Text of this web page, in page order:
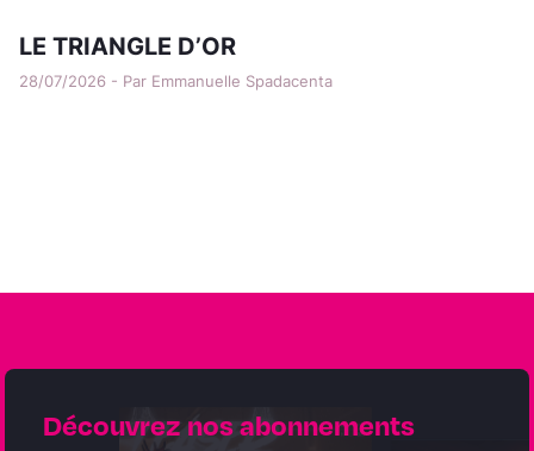
LE TRIANGLE D’OR
28/07/2026 - Par Emmanuelle Spadacenta
Découvrez nos abonnements